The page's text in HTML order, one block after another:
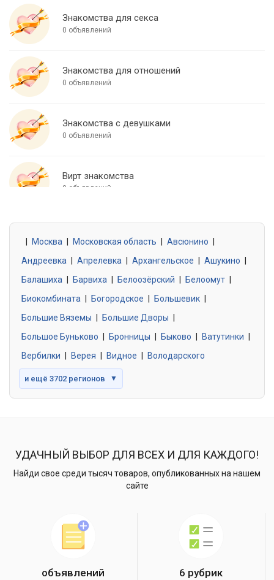
Знакомства для секса
0 объявлений
Знакомства для отношений
0 объявлений
Знакомства с девушками
0 объявлений
Вирт знакомства
0 объявлений
0 объявлений
Знакомства без обязательств
0 объявлений
Москва Московская область Авсюнино
Андреевка
Апрелевка Архангельское Ашукино
Балашиха
Барвиха Белоозёрский Белоомут
Биокомбината
Богородское Большевик
Большие Вяземы
Большие Дворы
Большое Буньково
Бронницы Быково Ватутинки
Вербилки
Верея Видное Володарского
и ещё 3702 регионов ▼
УДАЧНЫЙ ВЫБОР ДЛЯ ВСЕХ И ДЛЯ КАЖДОГО!
Найди свое среди тысяч товаров, опубликованных на нашем
сайте
объявлений 6 рубрик